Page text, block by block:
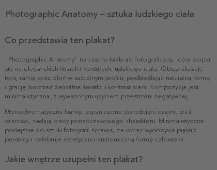
Photographic Anatomy – sztuka ludzkiego ciała
Co przedstawia ten plakat?
"Photographic Anatomy" to czarno-biały akt fotograficzny, który skupia
się na eleganckich liniach i konturach ludzkiego ciała. Obraz ukazuje
tors, ramię oraz dłoń w subtelnym profilu, podkreślając naturalną formę
i grację poprzez delikatne światło i kontrast cieni. Kompozycja jest
minimalistyczna, z wyważonym użyciem przestrzeni negatywnej.
Monochromatyczne barwy, ograniczone do odcieni czerni, bieli i
szarości, nadają pracy ponadczasowego charakteru. Minimalistyczne
podejście do sztuki fotografii sprawia, że obraz wydobywa piękno
prostoty i celebruje estetyczno-anatomiczną formę człowieka.
Jakie wnętrze uzupełni ten plakat?